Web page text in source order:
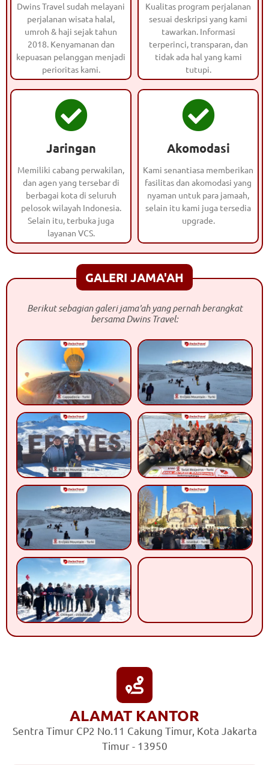
Dwins Travel sudah melayani
perjalanan wisata halal,
umroh & haji sejak tahun
2018. Kenyamanan dan
kepuasan pelanggan menjadi
perioritas kami.
Kualitas program perjalanan
sesuai deskripsi yang kami
tawarkan. Informasi
terperinci, transparan, dan
tidak ada hal yang kami
tutupi.
Jaringan
Memiliki cabang perwakilan,
dan agen yang tersebar di
berbagai kota di seluruh
pelosok wilayah Indonesia.
Selain itu, terbuka juga
layanan VCS.
Akomodasi
Kami senantiasa memberikan
fasilitas dan akomodasi yang
nyaman untuk para jamaah,
selain itu kami juga tersedia
upgrade.
GALERI JAMA'AH
Berikut sebagian galeri jama'ah yang pernah berangkat
bersama Dwins Travel:
ALAMAT KANTOR
Sentra Timur CP2 No.11 Cakung Timur, Kota Jakarta
Timur - 13950